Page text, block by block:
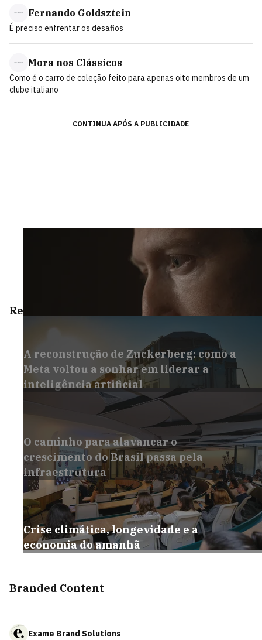
Fernando Goldsztein
É preciso enfrentar os desafios
Mora nos Clássicos
Como é o carro de coleção feito para apenas oito membros de um
clube italiano
CONTINUA APÓS A PUBLICIDADE
Reportagens Especiais
A reconstrução de Zuckerberg: como a
Meta voltou a sonhar em liderar a
inteligência artificial
O caminho para alavancar o
crescimento do Brasil passa pela
infraestrutura
Crise climática, longevidade e a
economia do amanhã
Branded Content
Exame Brand Solutions